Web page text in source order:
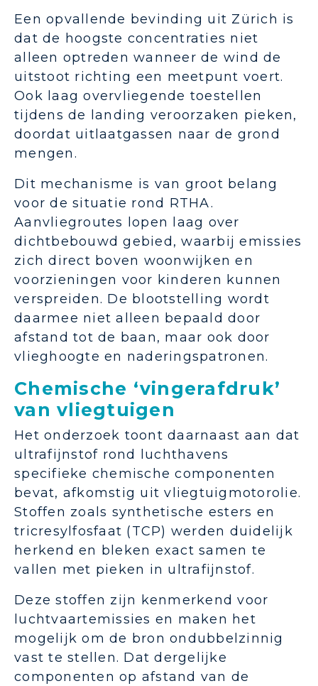
Een opvallende bevinding uit Zürich is
dat de hoogste concentraties niet
alleen optreden wanneer de wind de
uitstoot richting een meetpunt voert.
Ook laag overvliegende toestellen
tijdens de landing veroorzaken pieken,
doordat uitlaatgassen naar de grond
mengen.
Dit mechanisme is van groot belang
voor de situatie rond RTHA.
Aanvliegroutes lopen laag over
dichtbebouwd gebied, waarbij emissies
zich direct boven woonwijken en
voorzieningen voor kinderen kunnen
verspreiden. De blootstelling wordt
daarmee niet alleen bepaald door
afstand tot de baan, maar ook door
vlieghoogte en naderingspatronen.
Chemische ‘vingerafdruk’
van vliegtuigen
Het onderzoek toont daarnaast aan dat
ultrafijnstof rond luchthavens
specifieke chemische componenten
bevat, afkomstig uit vliegtuigmotorolie.
Stoffen zoals synthetische esters en
tricresylfosfaat (TCP) werden duidelijk
herkend en bleken exact samen te
vallen met pieken in ultrafijnstof.
Deze stoffen zijn kenmerkend voor
luchtvaartemissies en maken het
mogelijk om de bron ondubbelzinnig
vast te stellen. Dat dergelijke
componenten op afstand van de